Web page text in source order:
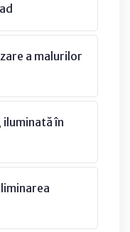
a malurilor
în